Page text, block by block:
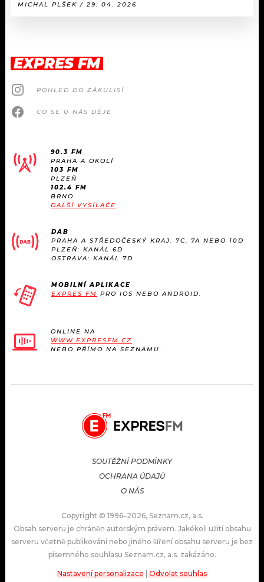
MICHAL PLŠEK / 29. 04. 2026
EXPRES FM
POHLED DO ZÁKULISÍ
CO SE U NÁS DĚJE
90.3 FM
PRAHA A OKOLÍ
103 FM
PLZEŇ
102.4 FM
BRNO
DALŠÍ VYSÍLAČE
DAB
PRAHA A STŘEDOČESKÝ KRAJ: 7C, 7A NEBO 10D
PLZEŇ: KANÁL 6D
OSTRAVA: KANÁL 7D
MOBILNÍ APLIKACE
EXPRES FM PRO IOS NEBO ANDROID.
ONLINE NA
WWW.EXPRESFM.CZ
NEBO PŘÍMO NA SEZNAMU.
SOUTĚŽNÍ PODMÍNKY
OCHRANA ÚDAJŮ
O NÁS
Copyright © 1996–2026, Seznam.cz, a.s.
Obsah serveru je chráněn autorským právem. Jakékoli užití obsahu
serveru včetně publikování nebo jiného šíření obsahu serveru je bez
písemného souhlasu Seznam.cz, a.s. zakázáno.
Nastavení personalizace Odvolat souhlas